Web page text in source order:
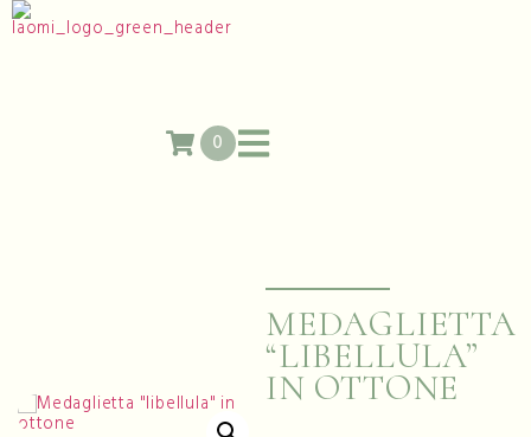
0
MEDAGLIETTA
“LIBELLULA”
IN OTTONE